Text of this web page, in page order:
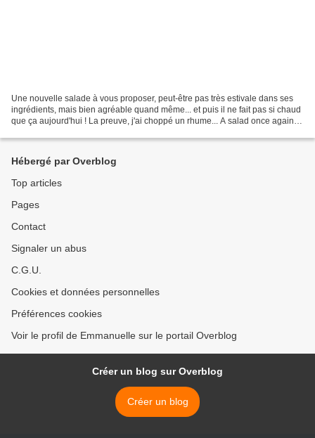
Une nouvelle salade à vous proposer, peut-être pas très estivale dans ses
ingrédients, mais bien agréable quand même... et puis il ne fait pas si chaud
que ça aujourd'hui ! La preuve, j'ai choppé un rhume... A salad once again,
Hébergé par Overblog
Top articles
Pages
Contact
Signaler un abus
C.G.U.
Cookies et données personnelles
Préférences cookies
Voir le profil de Emmanuelle sur le portail Overblog
Créer un blog sur Overblog
Créer un blog